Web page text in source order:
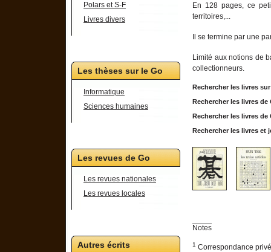
Polars et S-F
Livres divers
Les thèses sur le Go
Informatique
Sciences humaines
Les revues de Go
Les revues nationales
Les revues locales
Autres écrits
En 128 pages, ce
territoires,...
Il se termine par une
Limité aux notions de
collectionneurs.
Rechercher les livres
Rechercher les livres
Rechercher les livres
Rechercher les livres et
Notes
1 Correspondance